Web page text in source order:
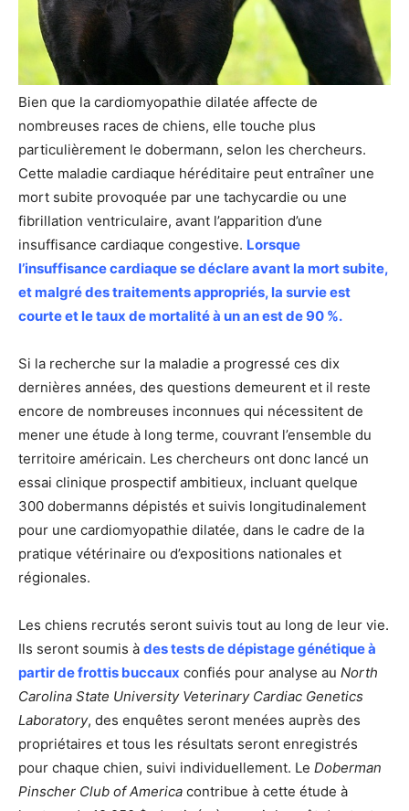
Bien que la cardiomyopathie dilatée affecte de
nombreuses races de chiens, elle touche plus
particulièrement le dobermann, selon les chercheurs.
Cette maladie cardiaque héréditaire peut entraîner une
mort subite provoquée par une tachycardie ou une
fibrillation ventriculaire, avant l’apparition d’une
insuffisance cardiaque congestive. Lorsque
l’insuffisance cardiaque se déclare avant la mort subite,
et malgré des traitements appropriés, la survie est
courte et le taux de mortalité à un an est de 90 %.
Si la recherche sur la maladie a progressé ces dix
dernières années, des questions demeurent et il reste
encore de nombreuses inconnues qui nécessitent de
mener une étude à long terme, couvrant l’ensemble du
territoire américain. Les chercheurs ont donc lancé un
essai clinique prospectif ambitieux, incluant quelque
300 dobermanns dépistés et suivis longitudinalement
pour une cardiomyopathie dilatée, dans le cadre de la
pratique vétérinaire ou d’expositions nationales et
régionales.
Les chiens recrutés seront suivis tout au long de leur vie.
Ils seront soumis à des tests de dépistage génétique à
partir de frottis buccaux confiés pour analyse au North
Carolina State University Veterinary Cardiac Genetics
Laboratory, des enquêtes seront menées auprès des
propriétaires et tous les résultats seront enregistrés
pour chaque chien, suivi individuellement. Le Doberman
Pinscher Club of America contribue à cette étude à